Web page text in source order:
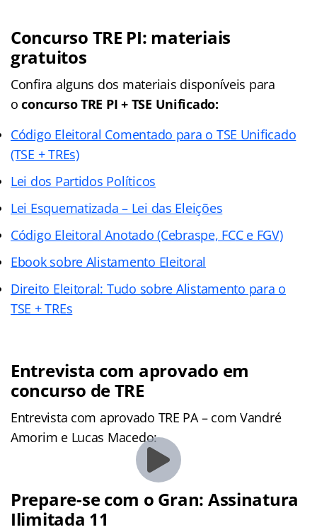
Concurso TRE PI: materiais
gratuitos
Confira alguns dos materiais disponíveis para
oconcurso TRE PI + TSE Unificado:
Código Eleitoral Comentado para o TSE Unificado
(TSE + TREs)
Lei dos Partidos Políticos
Lei Esquematizada – Lei das Eleições
Código Eleitoral Anotado (Cebraspe, FCC e FGV)
Ebook sobre Alistamento Eleitoral
Direito Eleitoral: Tudo sobre Alistamento para o
TSE + TREs
Entrevista com aprovado em
concurso de TRE
Entrevista com aprovado TRE PA – com Vandré
Amorim e Lucas Macedo:
Prepare-se com o Gran: Assinatura
Ilimitada 11